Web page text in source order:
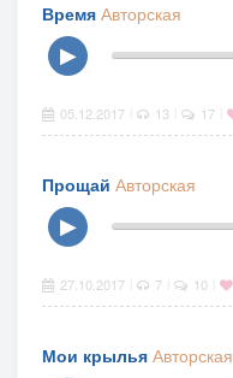
Время Авторская
▶
05.12.2017 13 17
Прощай Авторская
▶
27.10.2017 7 10
Мои крылья Авторская